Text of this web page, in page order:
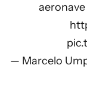
— Marcelo